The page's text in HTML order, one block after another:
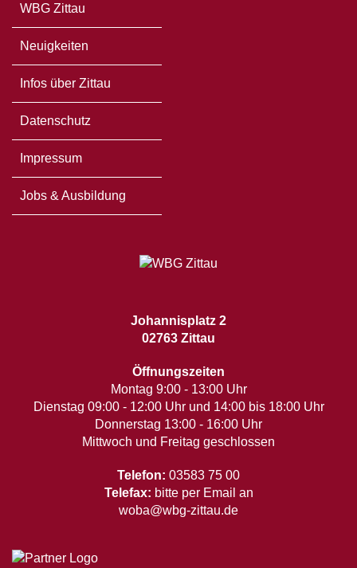
WBG Zittau
Neuigkeiten
Infos über Zittau
Datenschutz
Impressum
Jobs & Ausbildung
Johannisplatz 2
02763 Zittau
Öffnungszeiten
Montag 9:00 - 13:00 Uhr
Dienstag 09:00 - 12:00 Uhr und 14:00 bis 18:00 Uhr
Donnerstag 13:00 - 16:00 Uhr
Mittwoch und Freitag geschlossen
Telefon: 03583 75 00
Telefax: bitte per Email an
woba@wbg-zittau.de